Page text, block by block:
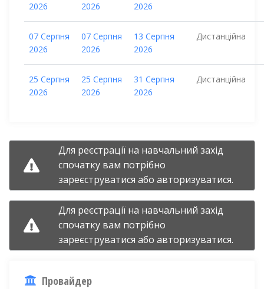
2026
2026
2026
07 Серпня
2026
07 Серпня
2026
13 Серпня
2026
Дистанційна
25 Серпня
2026
25 Серпня
2026
31 Серпня
2026
Дистанційна
Для реєстрації на навчальний захід
спочатку вам потрібно
зареєструватися або авторизуватися.
Для реєстрації на навчальний захід
спочатку вам потрібно
зареєструватися або авторизуватися.
Провайдер